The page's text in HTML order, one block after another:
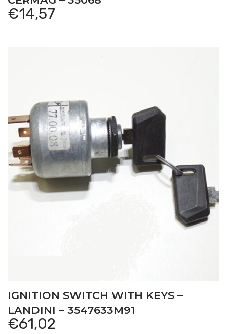
€14,57
IGNITION SWITCH WITH KEYS –
LANDINI – 3547633M91
€61,02